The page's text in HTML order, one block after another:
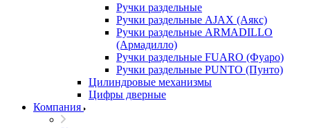
Ручки раздельные
Ручки раздельные AJAX (Аякс)
Ручки раздельные ARMADILLO
(Армадилло)
Ручки раздельные FUARO (Фуаро)
Ручки раздельные PUNTO (Пунто)
Цилиндровые механизмы
Цифры дверные
Компания